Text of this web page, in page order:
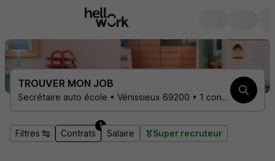
TROUVER MON JOB
Secrétaire auto école • Vénissieux 69200 • 1 contrat
Filtres Contrats
1
Salaire Super recruteur